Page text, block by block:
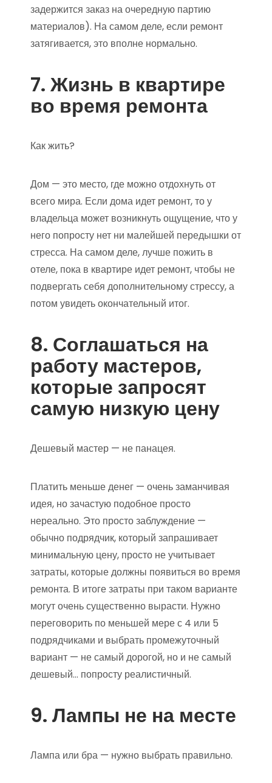
задержится заказ на очередную партию
материалов). На самом деле, если ремонт
затягивается, это вполне нормально.
7. Жизнь в квартире
во время ремонта
Как жить?
Дом — это место, где можно отдохнуть от
всего мира. Если дома идет ремонт, то у
владельца может возникнуть ощущение, что у
него попросту нет ни малейшей передышки от
стресса. На самом деле, лучше пожить в
отеле, пока в квартире идет ремонт, чтобы не
подвергать себя дополнительному стрессу, а
потом увидеть окончательный итог.
8. Соглашаться на
работу мастеров,
которые запросят
самую низкую цену
Дешевый мастер — не панацея.
Платить меньше денег — очень заманчивая
идея, но зачастую подобное просто
нереально. Это просто заблуждение —
обычно подрядчик, который запрашивает
минимальную цену, просто не учитывает
затраты, которые должны появиться во время
ремонта. В итоге затраты при таком варианте
могут очень существенно вырасти. Нужно
переговорить по меньшей мере с 4 или 5
подрядчиками и выбрать промежуточный
вариант — не самый дорогой, но и не самый
дешевый… попросту реалистичный.
9. Лампы не на месте
Лампа или бра — нужно выбрать правильно.